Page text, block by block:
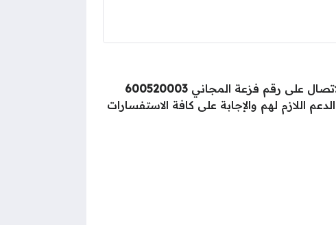
على رقم فزعة المجاني 600520003
اللازم لهم والإجابة على كافة الاستفسارات